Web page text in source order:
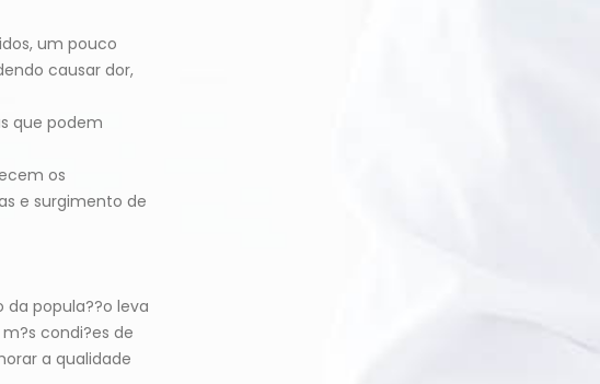
um pouco
causar dor,
que podem
os
e surgimento de
da popula??o leva
condi?es de
a qualidade